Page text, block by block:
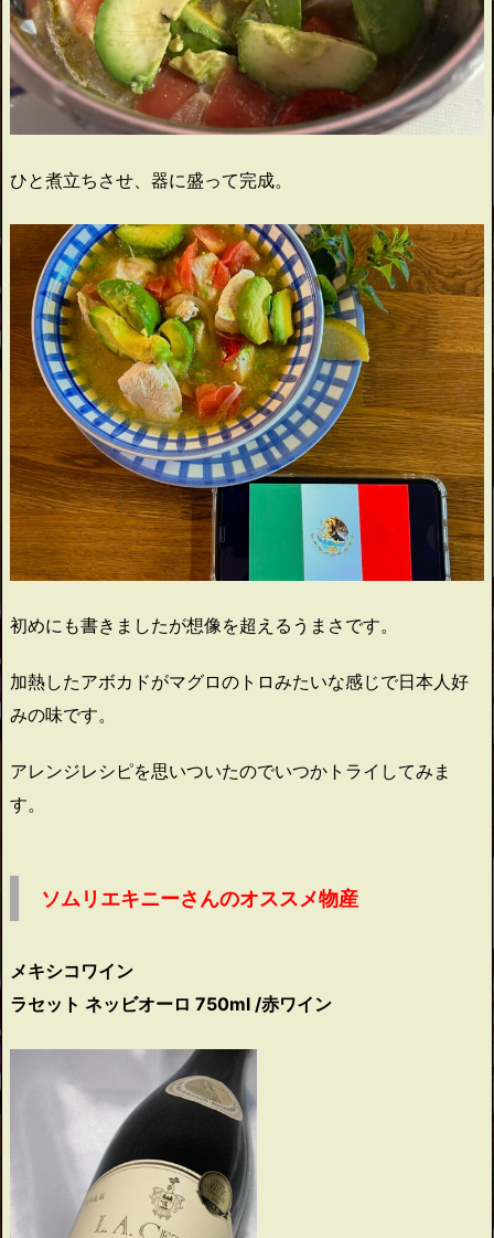
ひと煮立ちさせ、器に盛って完成。
初めにも書きましたが想像を超えるうまさです。
加熱したアボカドがマグロのトロみたいな感じで日本人好
みの味です。
アレンジレシピを思いついたのでいつかトライしてみま
す。
ソムリエキニーさんのオススメ物産
メキシコワイン
ラセット ネッビオーロ 750ml /赤ワイン